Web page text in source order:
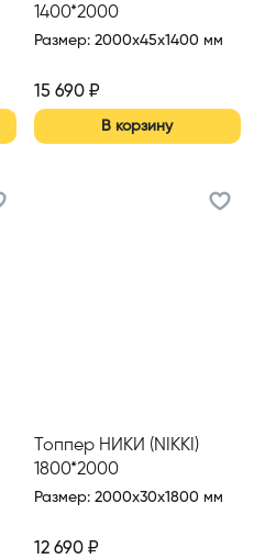
1400*2000
Размер: 2000x45x1400 мм
15 690₽
В корзину
Топпер НИКИ (NIKKI)
1800*2000
Размер: 2000x30x1800 мм
12 690₽